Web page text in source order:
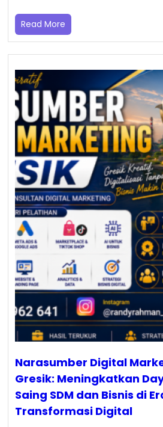
Read More
Narasumber Digital
Gresik: Meningkatkan
Saing SDM dan Bisnis di
Transformasi Digital